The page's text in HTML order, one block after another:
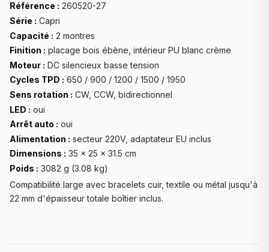
Référence : 260520-27
Série : Capri
Capacité : 2 montres
Finition : placage bois ébène, intérieur PU blanc crème
Moteur : DC silencieux basse tension
Cycles TPD : 650 / 900 / 1200 / 1500 / 1950
Sens rotation : CW, CCW, bidirectionnel
LED : oui
Arrêt auto : oui
Alimentation : secteur 220V, adaptateur EU inclus
Dimensions : 35 × 25 × 31.5 cm
Poids : 3082 g (3.08 kg)
Compatibilité large avec bracelets cuir, textile ou métal jusqu'à
22 mm d'épaisseur totale boîtier inclus.